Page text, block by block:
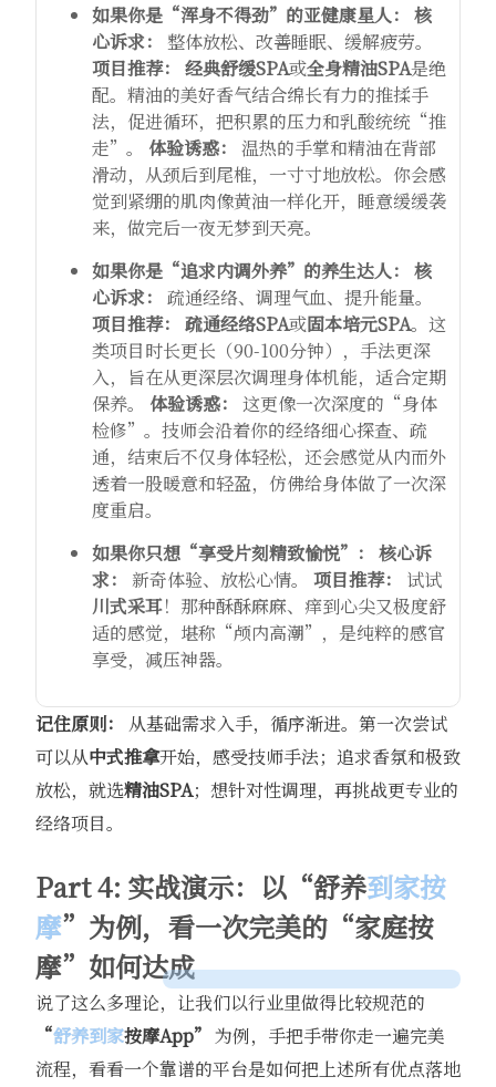
如果你是“浑身不得劲”的亚健康星人：
核
心诉求：
​ 整体放松、改善睡眠、缓解疲劳。
项目推荐：
经典舒缓SPA或全身精油SPA是绝
配。精油的美好香气结合绵长有力的推揉手
法，促进循环，把积累的压力和乳酸统统“推
走”。 体验诱惑：
​ 温热的手掌和精油在背部
滑动，从颈后到尾椎，一寸寸地放松。你会感
觉到紧绷的肌肉像黄油一样化开，睡意缓缓袭
来，做完后一夜无梦到天亮。
如果你是“追求内调外养”的养生达人：
核
心诉求：
​ 疏通经络、调理气血、提升能量。
项目推荐：
疏通经络SPA或固本培元SPA。这
类项目时长更长（90-100分钟），手法更深
入，旨在从更深层次调理身体机能，适合定期
保养。 体验诱惑：
​ 这更像一次深度的“身体
检修”。技师会沿着你的经络细心探查、疏
通，结束后不仅身体轻松，还会感觉从内而外
透着一股暖意和轻盈，仿佛给身体做了一次深
度重启。
如果你只想“享受片刻精致愉悦”：
核心诉
求：
​ 新奇体验、放松心情。 项目推荐：
​ 试试
川式采耳！那种酥酥麻麻、痒到心尖又极度舒
适的感觉，堪称“颅内高潮”，是纯粹的感官
享受，减压神器。
记住原则：
​ 从基础需求入手，循序渐进。第一次尝试
可以从中式推拿开始，感受技师手法；追求香氛和极致
放松，就选精油SPA；想针对性调理，再挑战更专业的
经络项目。
Part 4: 实战演示：以“舒养到家按
摩”为例，看一次完美的“家庭按
摩”如何达成
说了这么多理论，让我们以行业里做得比较规范的
“舒养到家按摩App” ​ 为例，手把手带你走一遍完美
流程，看看一个靠谱的平台是如何把上述所有优点落地